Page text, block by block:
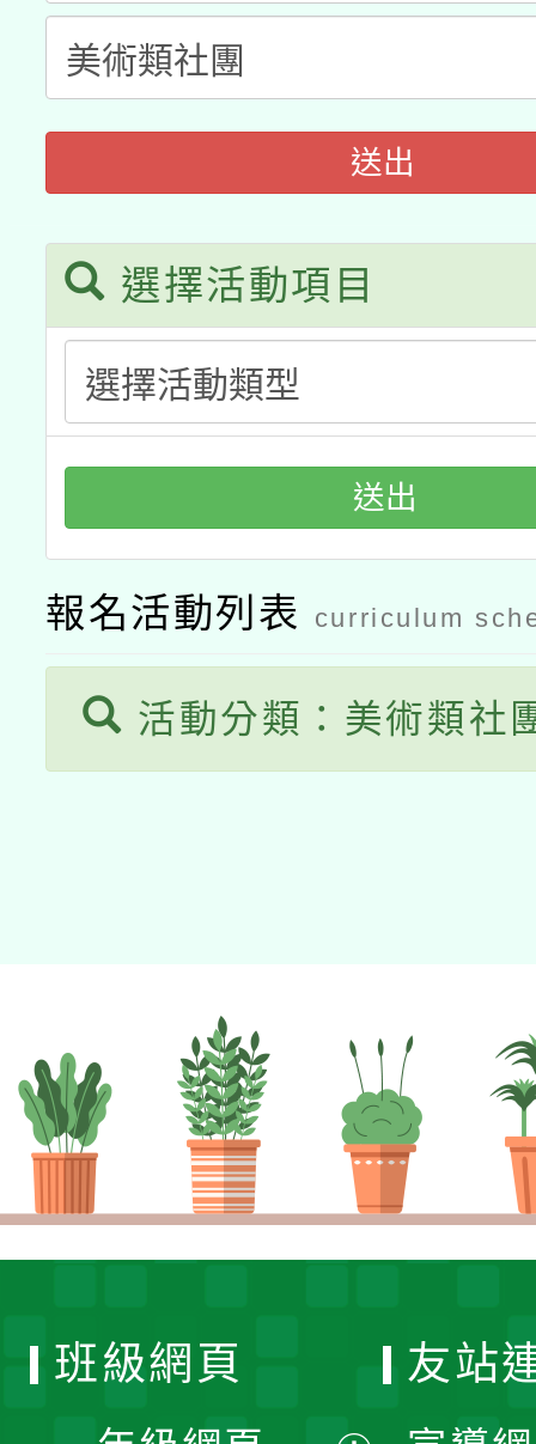
薪期間赴陸應申請許可
轉知經濟部水利署委託
業技術研究院辦理「
用水績優單位及節水達
115年8月22日(星期六
桃園市孔廟祈福系列
2026年桃園地景藝術
「2026桃園藝術巡演
關事宜
送出
選擇活動項目
送出
報名活動列表 curriculum
活動分類：美術類社
班級網頁 友站